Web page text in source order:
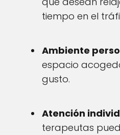
tiempo en el
Ambiente
espacio
gusto.
Atención
terapeutas